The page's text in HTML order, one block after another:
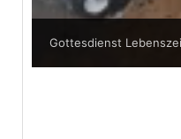
Gottesdienst